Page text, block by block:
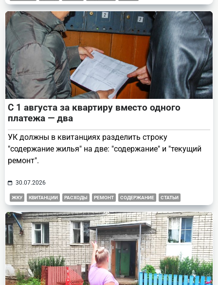
С 1 августа за квартиру вместо одного
платежа — два
УК должны в квитанциях разделить строку
"содержание жилья" на две: "содержание" и "текущий
ремонт".
30.07.2026
ЖКУ КВИТАНЦИИ РАСХОДЫ РЕМОНТ СОДЕРЖАНИЕ СТАТЬИ